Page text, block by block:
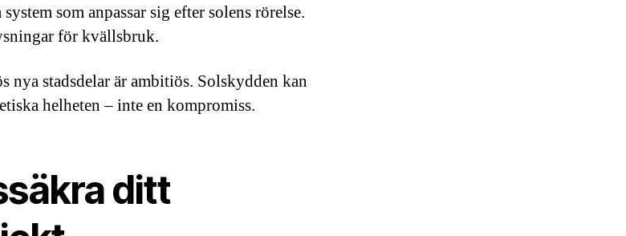
som anpassar sig efter solens rörelse.
för kvällsbruk.
nya stadsdelar är ambitiös. Solskydden kan
helheten – inte en kompromiss.
ditt